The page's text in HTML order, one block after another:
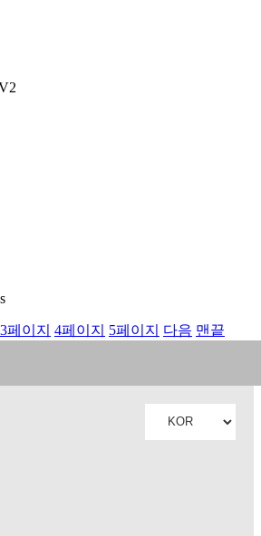
3페이지 4페이지 5페이지 다음 맨끝